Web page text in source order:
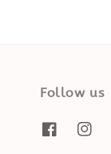
Follow us